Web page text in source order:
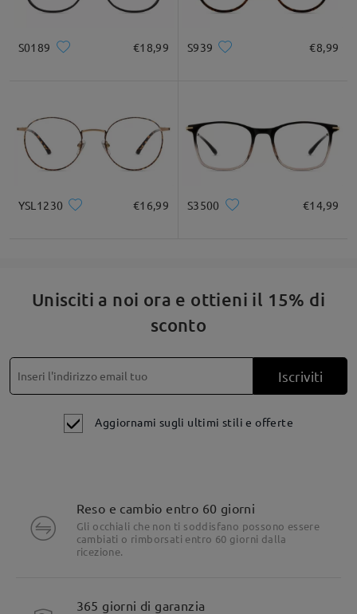
S0189 €18,99 S939 €8,99
YSL1230 €16,99 S3500 €14,99
Unisciti a noi ora e ottieni il 15% di
sconto
Iscriviti
Aggiornami sugli ultimi stili e offerte
Reso e cambio entro 60 giorni
Gli occhiali che non ti soddisfano possono essere
cambiati o rimborsati entro 60 giorni dalla
ricezione.
365 giorni di garanzia